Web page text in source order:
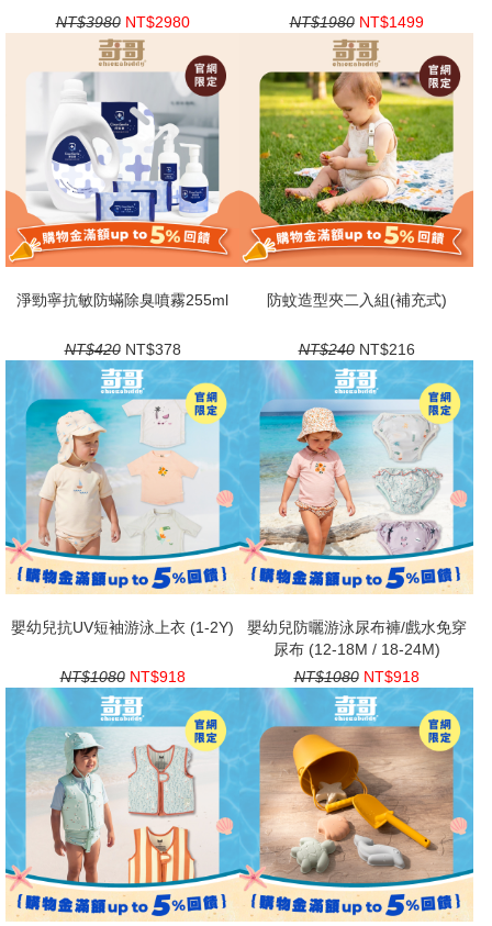
NT$3980 NT$2980 NT$1980 NT$1499
淨勁寧抗敏防蟎除臭噴霧255ml
NT$420 NT$378
防蚊造型夾二入組(補充式)
NT$240 NT$216
嬰幼兒抗UV短袖游泳上衣 (1-2Y)
NT$1080 NT$918
嬰幼兒防曬游泳尿布褲/戲水免穿
尿布 (12-18M / 18-24M)
NT$1080 NT$918